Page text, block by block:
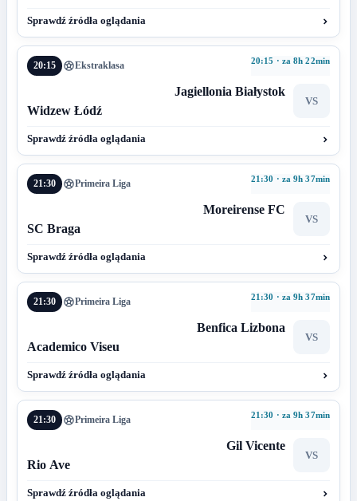
Sprawdź źródła oglądania
20:15 Ekstraklasa 20:15 · za 8h 22min
Jagiellonia Białystok
VS
Widzew Łódź
Sprawdź źródła oglądania
21:30 Primeira Liga 21:30 · za 9h 37min
Moreirense FC
VS
SC Braga
Sprawdź źródła oglądania
21:30 Primeira Liga 21:30 · za 9h 37min
Benfica Lizbona
VS
Academico Viseu
Sprawdź źródła oglądania
21:30 Primeira Liga 21:30 · za 9h 37min
Gil Vicente
VS
Rio Ave
Sprawdź źródła oglądania